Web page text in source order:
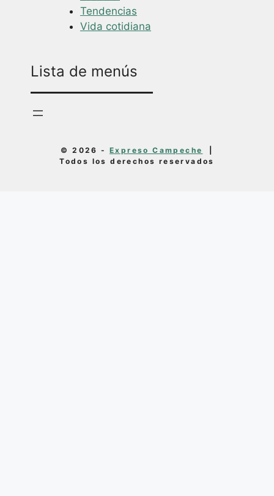
Tendencias
Vida cotidiana
Lista de menús
© 2026 - Expreso Campeche
Todos los derechos reservados